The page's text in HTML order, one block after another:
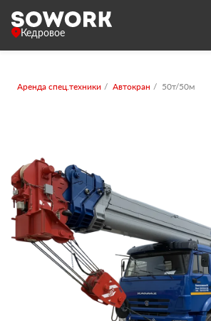
Кедровое
Аренда спец.техники Автокран 50т/50м